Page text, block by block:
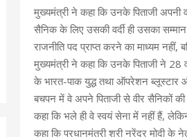
मुख्यमंत्री ने कहा कि उनके पिताजी
सैनिक के लिए उसकी वर्दी ही उसका
राजनीति पद प्राप्त करने का माध्यम नहीं,
मुख्यमंत्री ने कहा कि उनके पिताजी ने 28
के भारत-पाक युद्ध तथा ऑपरेशन ब्लूस्टार
बचपन में वे अपने पिताजी से वीर सैनिकों
कहा कि भले ही वे स्वयं सेना में नहीं हैं,
कहा कि प्रधानमंत्री श्री नरेंद्र मोदी के